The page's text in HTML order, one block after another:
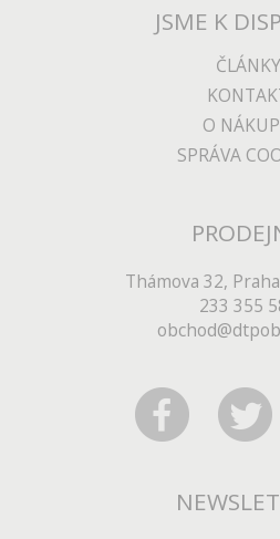
JSME K
ČLÁNKY
O
SPRÁVA
Thámova 32,
233 355